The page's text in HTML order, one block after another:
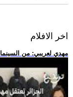
اخر الافلام
.. مهدي لعريبي: من